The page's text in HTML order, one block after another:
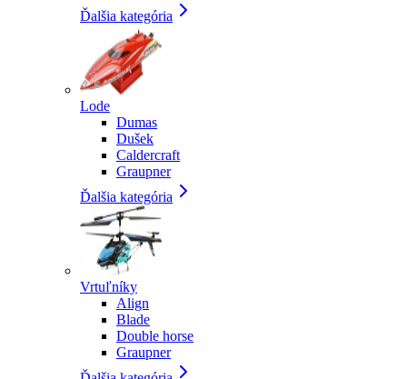
Ďalšia kategória
Lode
Dumas
Dušek
Caldercraft
Graupner
Ďalšia kategória
Vrtuľníky
Align
Blade
Double horse
Graupner